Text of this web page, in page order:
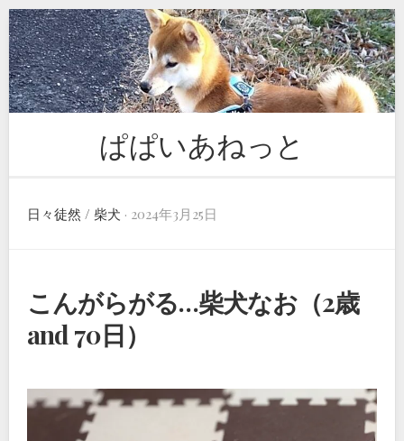
Skip
to
content
ぱぱいあねっと
日々徒然 / 柴犬 · 2024年3月25日
こんがらがる…柴犬なお（2歳
and 70日）